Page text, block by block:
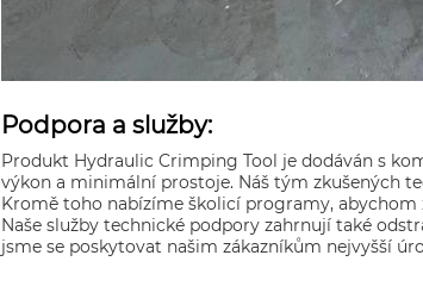
Podpora a služby:
Produkt Hydraulic Crimping Tool je dodáván s
výkon a minimální prostoje. Náš tým zkušených
Kromě toho nabízíme školicí programy,
Naše služby technické podpory zahrnují také
jsme se poskytovat našim zákazníkům nejvyšší